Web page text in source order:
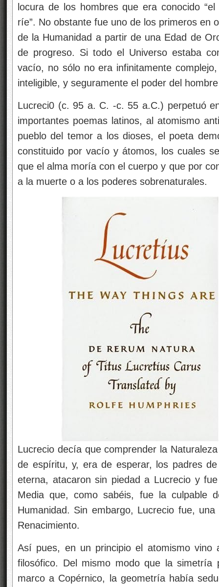
locura de los hombres que era conocido
ríe”. No obstante fue uno de los primeros en
de la Humanidad a partir de una Edad de
de progreso. Si todo el Universo estaba
vacío, no sólo no era infinitamente
inteligible, y seguramente el poder del
Lucreci0 (c. 95 a. C. -c. 55 a.C.) perpetuó
importantes poemas latinos, al atomismo
pueblo del temor a los dioses, el poeta
constituido por vacío y átomos, los cuales
que el alma moría con el cuerpo y que por
a la muerte o a los poderes sobrenaturales.
Lucrecio decía que comprender la
de espíritu, y, era de esperar, los padres
eterna, atacaron sin piedad a Lucrecio y
Media que, como sabéis, fue la culpable
Humanidad. Sin embargo, Lucrecio fue,
Renacimiento.
Así pues, en un principio el atomismo vino
filosófico. Del mismo modo que la simetría
marco a Copérnico, la geometría había